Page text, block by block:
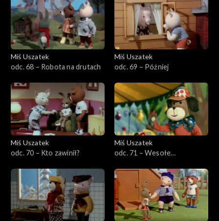
Miś Uszatek
odc. 68 – Robota na drutach
Miś Uszatek
odc. 69 – Później
Miś Uszatek
odc. 70 – Kto zawinił?
Miś Uszatek
odc. 71 – Wesołe